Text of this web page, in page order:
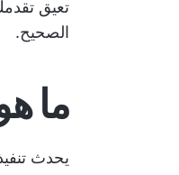
الصحيح.
ما
يحدث